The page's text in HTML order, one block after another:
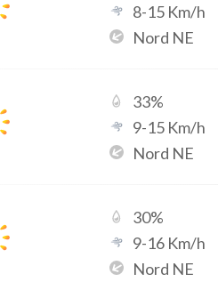
8-15 Km/h
Nord NE
33%
9-15 Km/h
Nord NE
30%
9-16 Km/h
Nord NE